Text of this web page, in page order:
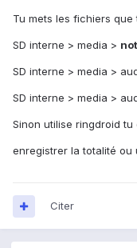
Tu mets les fichiers
SD interne > media >
SD interne > media >
SD interne > media >
Sinon utilise ringdroid
enregistrer la totalité ou
Citer